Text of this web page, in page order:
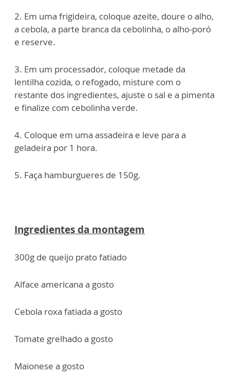
2. Em uma frigideira, coloque azeite, doure o alho,
a cebola, a parte branca da cebolinha, o alho-poró
e reserve.
3. Em um processador, coloque metade da
lentilha cozida, o refogado, misture com o
restante dos ingredientes, ajuste o sal e a pimenta
e finalize com cebolinha verde.
4. Coloque em uma assadeira e leve para a
geladeira por 1 hora.
5. Faça hamburgueres de 150g.
Ingredientes da montagem
300g de queijo prato fatiado
Alface americana a gosto
Cebola roxa fatiada a gosto
Tomate grelhado a gosto
Maionese a gosto